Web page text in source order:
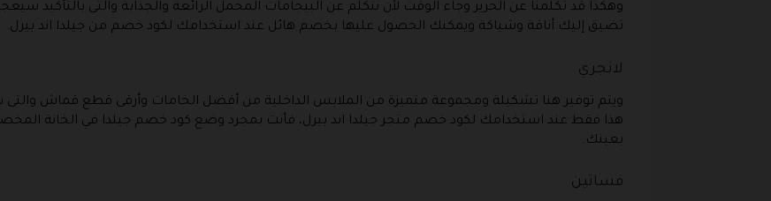
وهكذا قد تكلمنا عن الحرير وجاء الوقت لأن نتكلم عن البيجامات المخمل الرائعة والجذابة والتى بالتأكيد
تضيق إليك أناقة وشياكة ويمكنك الحصول عليها بخصم هائل عند استخدامك لكود خصم من جيلدا اند بيرل.
لانجري
ويتم توفير هنا تشكيلة ومجموعة متميزة من الملابس الداخلية من أفضل الخامات وأرقى قطع قماش
هذا فقط عند استخدامك لكود خصم متجر جيلدا اند بيرل، فأنت بمجرد وضع كود خصم جيلدا في الخانة
بعينك.
فساتين